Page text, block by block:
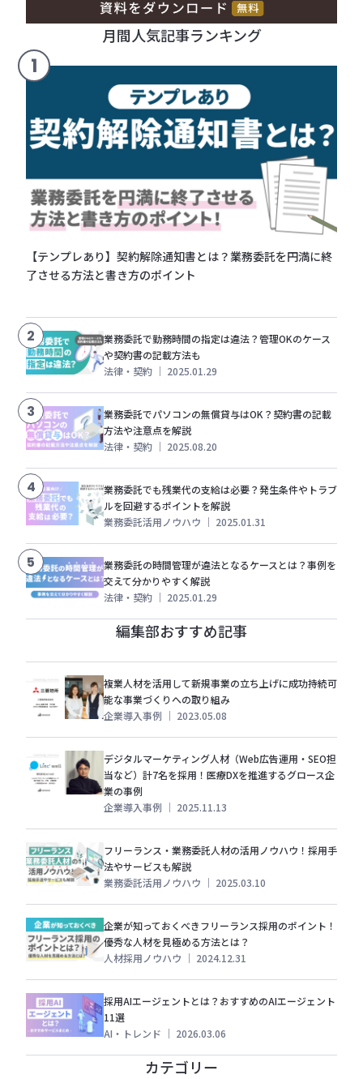
月間人気記事ランキング
1
【テンプレあり】契約解除通知書とは？業務委託を円満に終
了させる方法と書き方のポイント
2
業務委託で勤務時間の指定は違法？管理OKのケース
や契約書の記載方法も
法律・契約
2025.01.29
3
業務委託でパソコンの無償貸与はOK？契約書の記載
方法や注意点を解説
法律・契約
2025.08.20
4
業務委託でも残業代の支給は必要？発生条件やトラブ
ルを回避するポイントを解説
業務委託活用ノウハウ
2025.01.31
5
業務委託の時間管理が違法となるケースとは？事例を
交えて分かりやすく解説
法律・契約
2025.01.29
編集部おすすめ記事
複業人材を活用して新規事業の立ち上げに成功持続可
能な事業づくりへの取り組み
企業導入事例
2023.05.08
デジタルマーケティング人材（Web広告運用・SEO担
当など）計7名を採用！医療DXを推進するグロース企
業の事例
企業導入事例
2025.11.13
フリーランス・業務委託人材の活用ノウハウ！採用手
法やサービスも解説
業務委託活用ノウハウ
2025.03.10
企業が知っておくべきフリーランス採用のポイント！
優秀な人材を見極める方法とは？
人材採用ノウハウ
2024.12.31
採用AIエージェントとは？おすすめのAIエージェント
11選
AI・トレンド
2026.03.06
カテゴリー